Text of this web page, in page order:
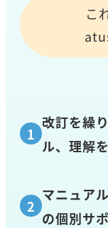
こ
改訂を繰
ル、理解
マニュア
の個別サ